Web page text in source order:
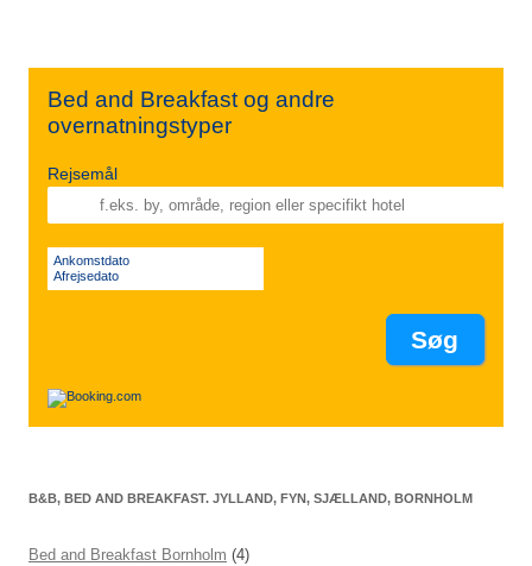
Bed and Breakfast og andre
overnatningstyper
Rejsemål
Ankomstdato
Afrejsedato
B&B, BED AND BREAKFAST. JYLLAND, FYN, SJÆLLAND, BORNHOLM
Bed and Breakfast Bornholm (4)